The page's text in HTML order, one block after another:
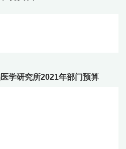
学研究所2021年部门预算